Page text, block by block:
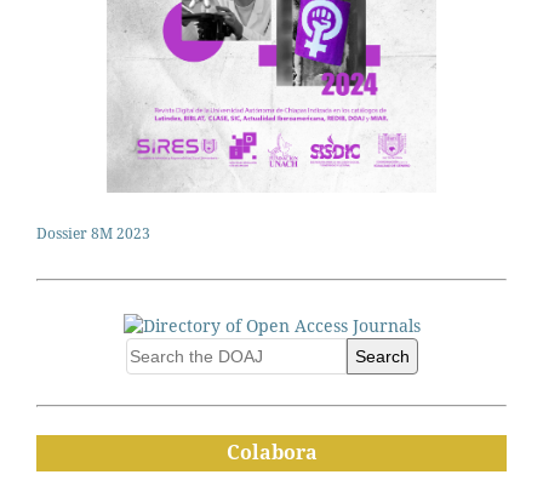
Dossier 8M 2023
Search
Colabora